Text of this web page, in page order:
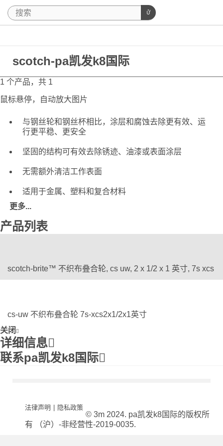
scotch-pa凯发k8国际
1 个产品，共 1
鼠标悬停，自动放大图片
与钢丝轮和钢丝杯相比，涂层和腐蚀去除更有效、运
行更平稳、更安全
坚固的结构可有效去除锈迹、油漆或表面涂层
无需额外清洁工作表面
适用于金属、塑料和复合材料
更多...
产品列表
scotch-brite™ 不织布叠合轮, cs uw, 2 x 1/2 x 1 英寸, 7s xcs
cs-uw 不织布叠合轮 7s-xcs2x1/2x1英寸
关闭
详细信息
联系pa凯发k8国际
法律声明 | 隐私政策
© 3m 2024. pa凯发k8国际的版权所
有 （沪）-非经营性-2019-0035.